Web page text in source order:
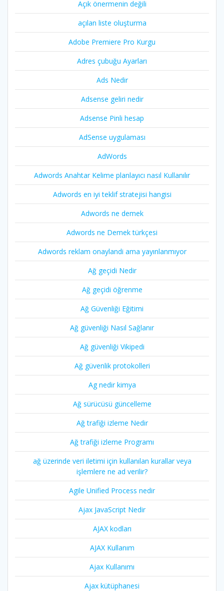
Açık önermenin değili
açılan liste oluşturma
Adobe Premiere Pro Kurgu
Adres çubuğu Ayarları
Ads Nedir
Adsense geliri nedir
Adsense Pinli hesap
AdSense uygulaması
AdWords
Adwords Anahtar Kelime planlayıcı nasıl Kullanılır
Adwords en iyi teklif stratejisi hangisi
Adwords ne demek
Adwords ne Demek türkçesi
Adwords reklam onaylandi ama yayınlanmıyor
Ağ geçidi Nedir
Ağ geçidi öğrenme
Ağ Güvenliği Eğitimi
Ağ güvenliği Nasıl Sağlanır
Ağ güvenliği Vikipedi
Ağ güvenlik protokolleri
Ag nedir kimya
Ağ sürücüsü güncelleme
Ağ trafiği izleme Nedir
Ağ trafiği izleme Programı
ağ üzerinde veri iletimi için kullanılan kurallar veya
işlemlere ne ad verilir?
Agile Unified Process nedir
Ajax JavaScript Nedir
AJAX kodları
AJAX Kullanım
Ajax Kullanımı
Ajax kütüphanesi